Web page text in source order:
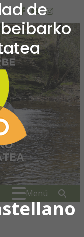
de
facebook
youtube
de
Menú